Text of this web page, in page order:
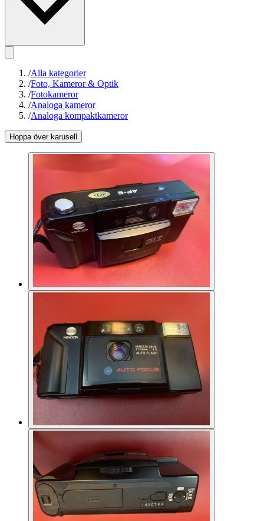
/Alla kategorier
/Foto, Kameror & Optik
/Fotokameror
/Analoga kameror
/Analoga kompaktkameror
Hoppa över karusell